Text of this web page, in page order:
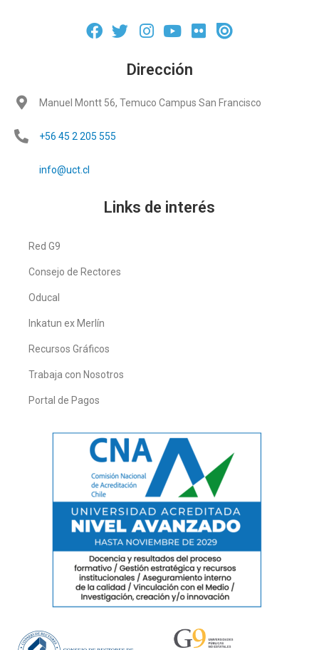
Dirección
Manuel Montt 56, Temuco Campus San Francisco
+56 45 2 205 555
info@uct.cl
Links de interés
Red G9
Consejo de Rectores
Oducal
Inkatun ex Merlín
Recursos Gráficos
Trabaja con Nosotros
Portal de Pagos